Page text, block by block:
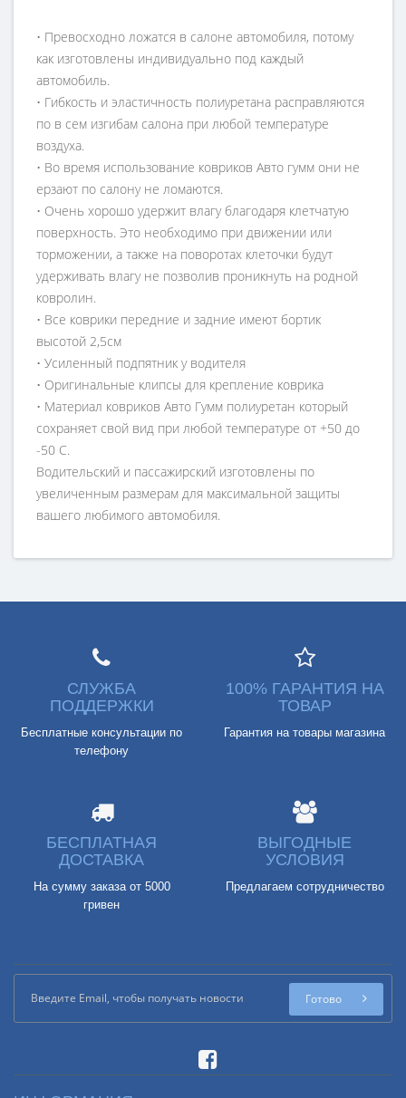
• Превосходно ложатся в салоне автомобиля, потому
как изготовлены индивидуально под каждый
автомобиль.
• Гибкость и эластичность полиуретана расправляются
по в сем изгибам салона при любой температуре
воздуха.
• Во время использование ковриков Авто гумм они не
ерзают по салону не ломаются.
• Очень хорошо удержит влагу благодаря клетчатую
поверхность. Это необходимо при движении или
торможении, а также на поворотах клеточки будут
удерживать влагу не позволив проникнуть на родной
ковролин.
• Все коврики передние и задние имеют бортик
высотой 2,5см
• Усиленный подпятник у водителя
• Оригинальные клипсы для крепление коврика
• Материал ковриков Авто Гумм полиуретан который
сохраняет свой вид при любой температуре от +50 до
-50 С.
Водительский и пассажирский изготовлены по
увеличенным размерам для максимальной защиты
вашего любимого автомобиля.
СЛУЖБА
ПОДДЕРЖКИ
Бесплатные консультации по
телефону
100% ГАРАНТИЯ НА
ТОВАР
Гарантия на товары магазина
БЕСПЛАТНАЯ
ДОСТАВКА
На сумму заказа от 5000
гривен
ВЫГОДНЫЕ
УСЛОВИЯ
Предлагаем сотрудничество
Готово